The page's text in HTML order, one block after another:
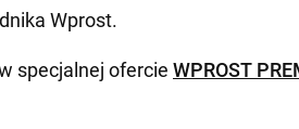
Wprost.
specjalnej ofercie WPROST